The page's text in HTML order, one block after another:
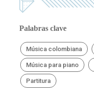
Palabras clave
Música colombiana
Música para piano
Partitura